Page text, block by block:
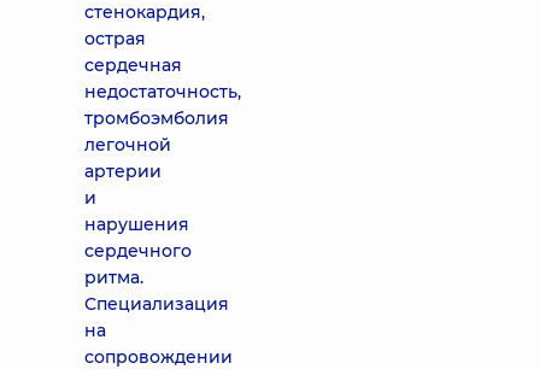
стенокардия,
острая
сердечная
недостаточность,
тромбоэмболия
легочной
артерии
и
нарушения
сердечного
ритма.
Специализация
на
сопровождении